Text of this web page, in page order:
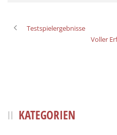
Testspielergebnisse
Voller
KATEGORIEN